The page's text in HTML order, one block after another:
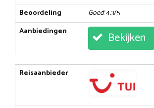
Beoordeling Goed: 4,3/5
Aanbiedingen
Bekijken
Reisaanbieder